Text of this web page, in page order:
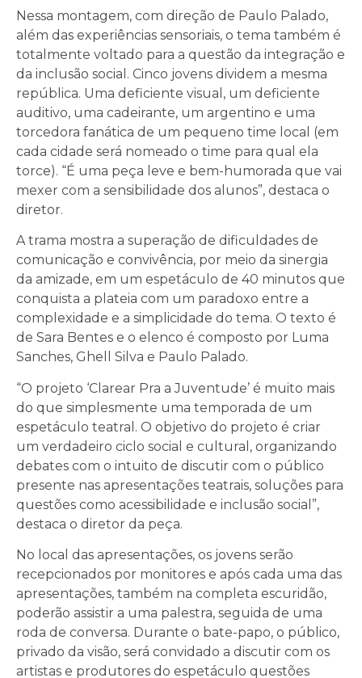
Nessa montagem, com direção de Paulo Palado,
além das experiências sensoriais, o tema também é
totalmente voltado para a questão da integração e
da inclusão social. Cinco jovens dividem a mesma
república. Uma deficiente visual, um deficiente
auditivo, uma cadeirante, um argentino e uma
torcedora fanática de um pequeno time local (em
cada cidade será nomeado o time para qual ela
torce). “É uma peça leve e bem-humorada que vai
mexer com a sensibilidade dos alunos”, destaca o
diretor.
A trama mostra a superação de dificuldades de
comunicação e convivência, por meio da sinergia
da amizade, em um espetáculo de 40 minutos que
conquista a plateia com um paradoxo entre a
complexidade e a simplicidade do tema. O texto é
de Sara Bentes e o elenco é composto por Luma
Sanches, Ghell Silva e Paulo Palado.
“O projeto ‘Clarear Pra a Juventude’ é muito mais
do que simplesmente uma temporada de um
espetáculo teatral. O objetivo do projeto é criar
um verdadeiro ciclo social e cultural, organizando
debates com o intuito de discutir com o público
presente nas apresentações teatrais, soluções para
questões como acessibilidade e inclusão social”,
destaca o diretor da peça.
No local das apresentações, os jovens serão
recepcionados por monitores e após cada uma das
apresentações, também na completa escuridão,
poderão assistir a uma palestra, seguida de uma
roda de conversa. Durante o bate-papo, o público,
privado da visão, será convidado a discutir com os
artistas e produtores do espetáculo questões